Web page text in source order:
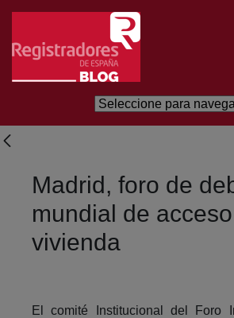
Salta al contingut principal
Madrid, foro de
mundial de
vivienda
El comité Institucional del Foro